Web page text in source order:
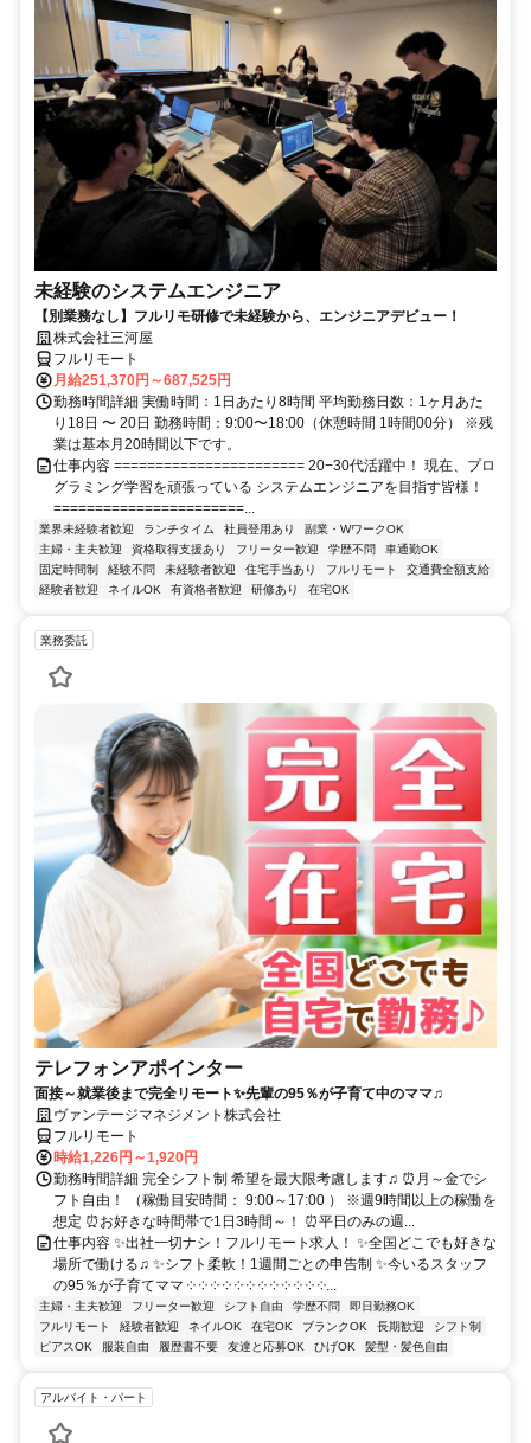
未経験のシステムエンジニア
【別業務なし】フルリモ研修で未経験から、エンジニアデビュー！
株式会社三河屋
フルリモート
月給251,370円～687,525円
勤務時間詳細 実働時間：1日あたり8時間 平均勤務日数：1ヶ月あた
り18日 〜 20日 勤務時間：9:00〜18:00（休憩時間 1時間00分） ※残
業は基本月20時間以下です。
仕事内容 ======================= 20−30代活躍中！ 現在、プロ
グラミング学習を頑張っている システムエンジニアを目指す皆様！
=======================...
業界未経験者歓迎 ランチタイム 社員登用あり
副業・WワークOK
主婦・主夫歓迎
資格取得支援あり フリーター歓迎 学歴不問
車通勤OK
固定時間制
経験不問 未経験者歓迎 住宅手当あり フルリモート
交通費全額支給
経験者歓迎
ネイルOK 有資格者歓迎 研修あり 在宅OK
業務委託
テレフォンアポインター
面接～就業後まで完全リモート✨先輩の95％が子育て中のママ♫
ヴァンテージマネジメント株式会社
フルリモート
時給1,226円～1,920円
勤務時間詳細 完全シフト制 希望を最大限考慮します♫ ⏰月～金でシ
フト自由！ （稼働目安時間： 9:00～17:00 ） ※週9時間以上の稼働を
想定 ⏰お好きな時間帯で1日3時間～！ ⏰平日のみの週...
仕事内容 ✨出社一切ナシ！フルリモート求人！ ✨全国どこでも好きな
場所で働ける♫ ✨シフト柔軟！1週間ごとの申告制 ✨今いるスタッフ
の95％が子育てママ ༶ ༶ ༶ ༶ ༶ ༶ ༶ ༶ ༶ ༶ ༶ ༶...
主婦・主夫歓迎 フリーター歓迎 シフト自由 学歴不問
即日勤務OK
フルリモート
経験者歓迎 ネイルOK 在宅OK ブランクOK 長期歓迎
シフト制
ピアスOK
服装自由 履歴書不要 友達と応募OK ひげOK 髪型・髪色自由
アルバイト・パート